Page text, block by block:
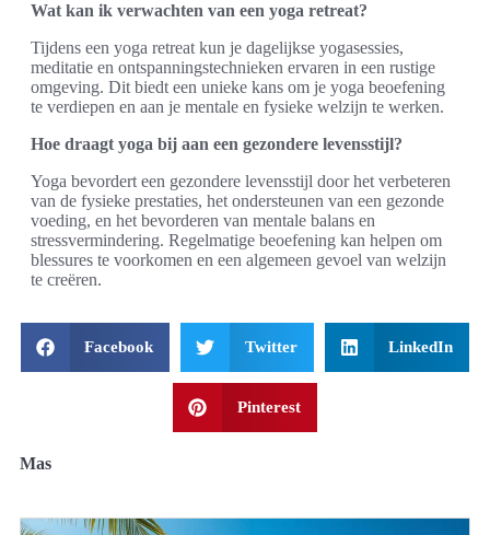
Wat kan ik verwachten van een yoga retreat?
Tijdens een yoga retreat kun je dagelijkse yogasessies,
meditatie en ontspanningstechnieken ervaren in een rustige
omgeving. Dit biedt een unieke kans om je yoga beoefening
te verdiepen en aan je mentale en fysieke welzijn te werken.
Hoe draagt yoga bij aan een gezondere levensstijl?
Yoga bevordert een gezondere levensstijl door het verbeteren
van de fysieke prestaties, het ondersteunen van een gezonde
voeding, en het bevorderen van mentale balans en
stressvermindering. Regelmatige beoefening kan helpen om
blessures te voorkomen en een algemeen gevoel van welzijn
te creëren.
Facebook Twitter LinkedIn
Pinterest
Mas